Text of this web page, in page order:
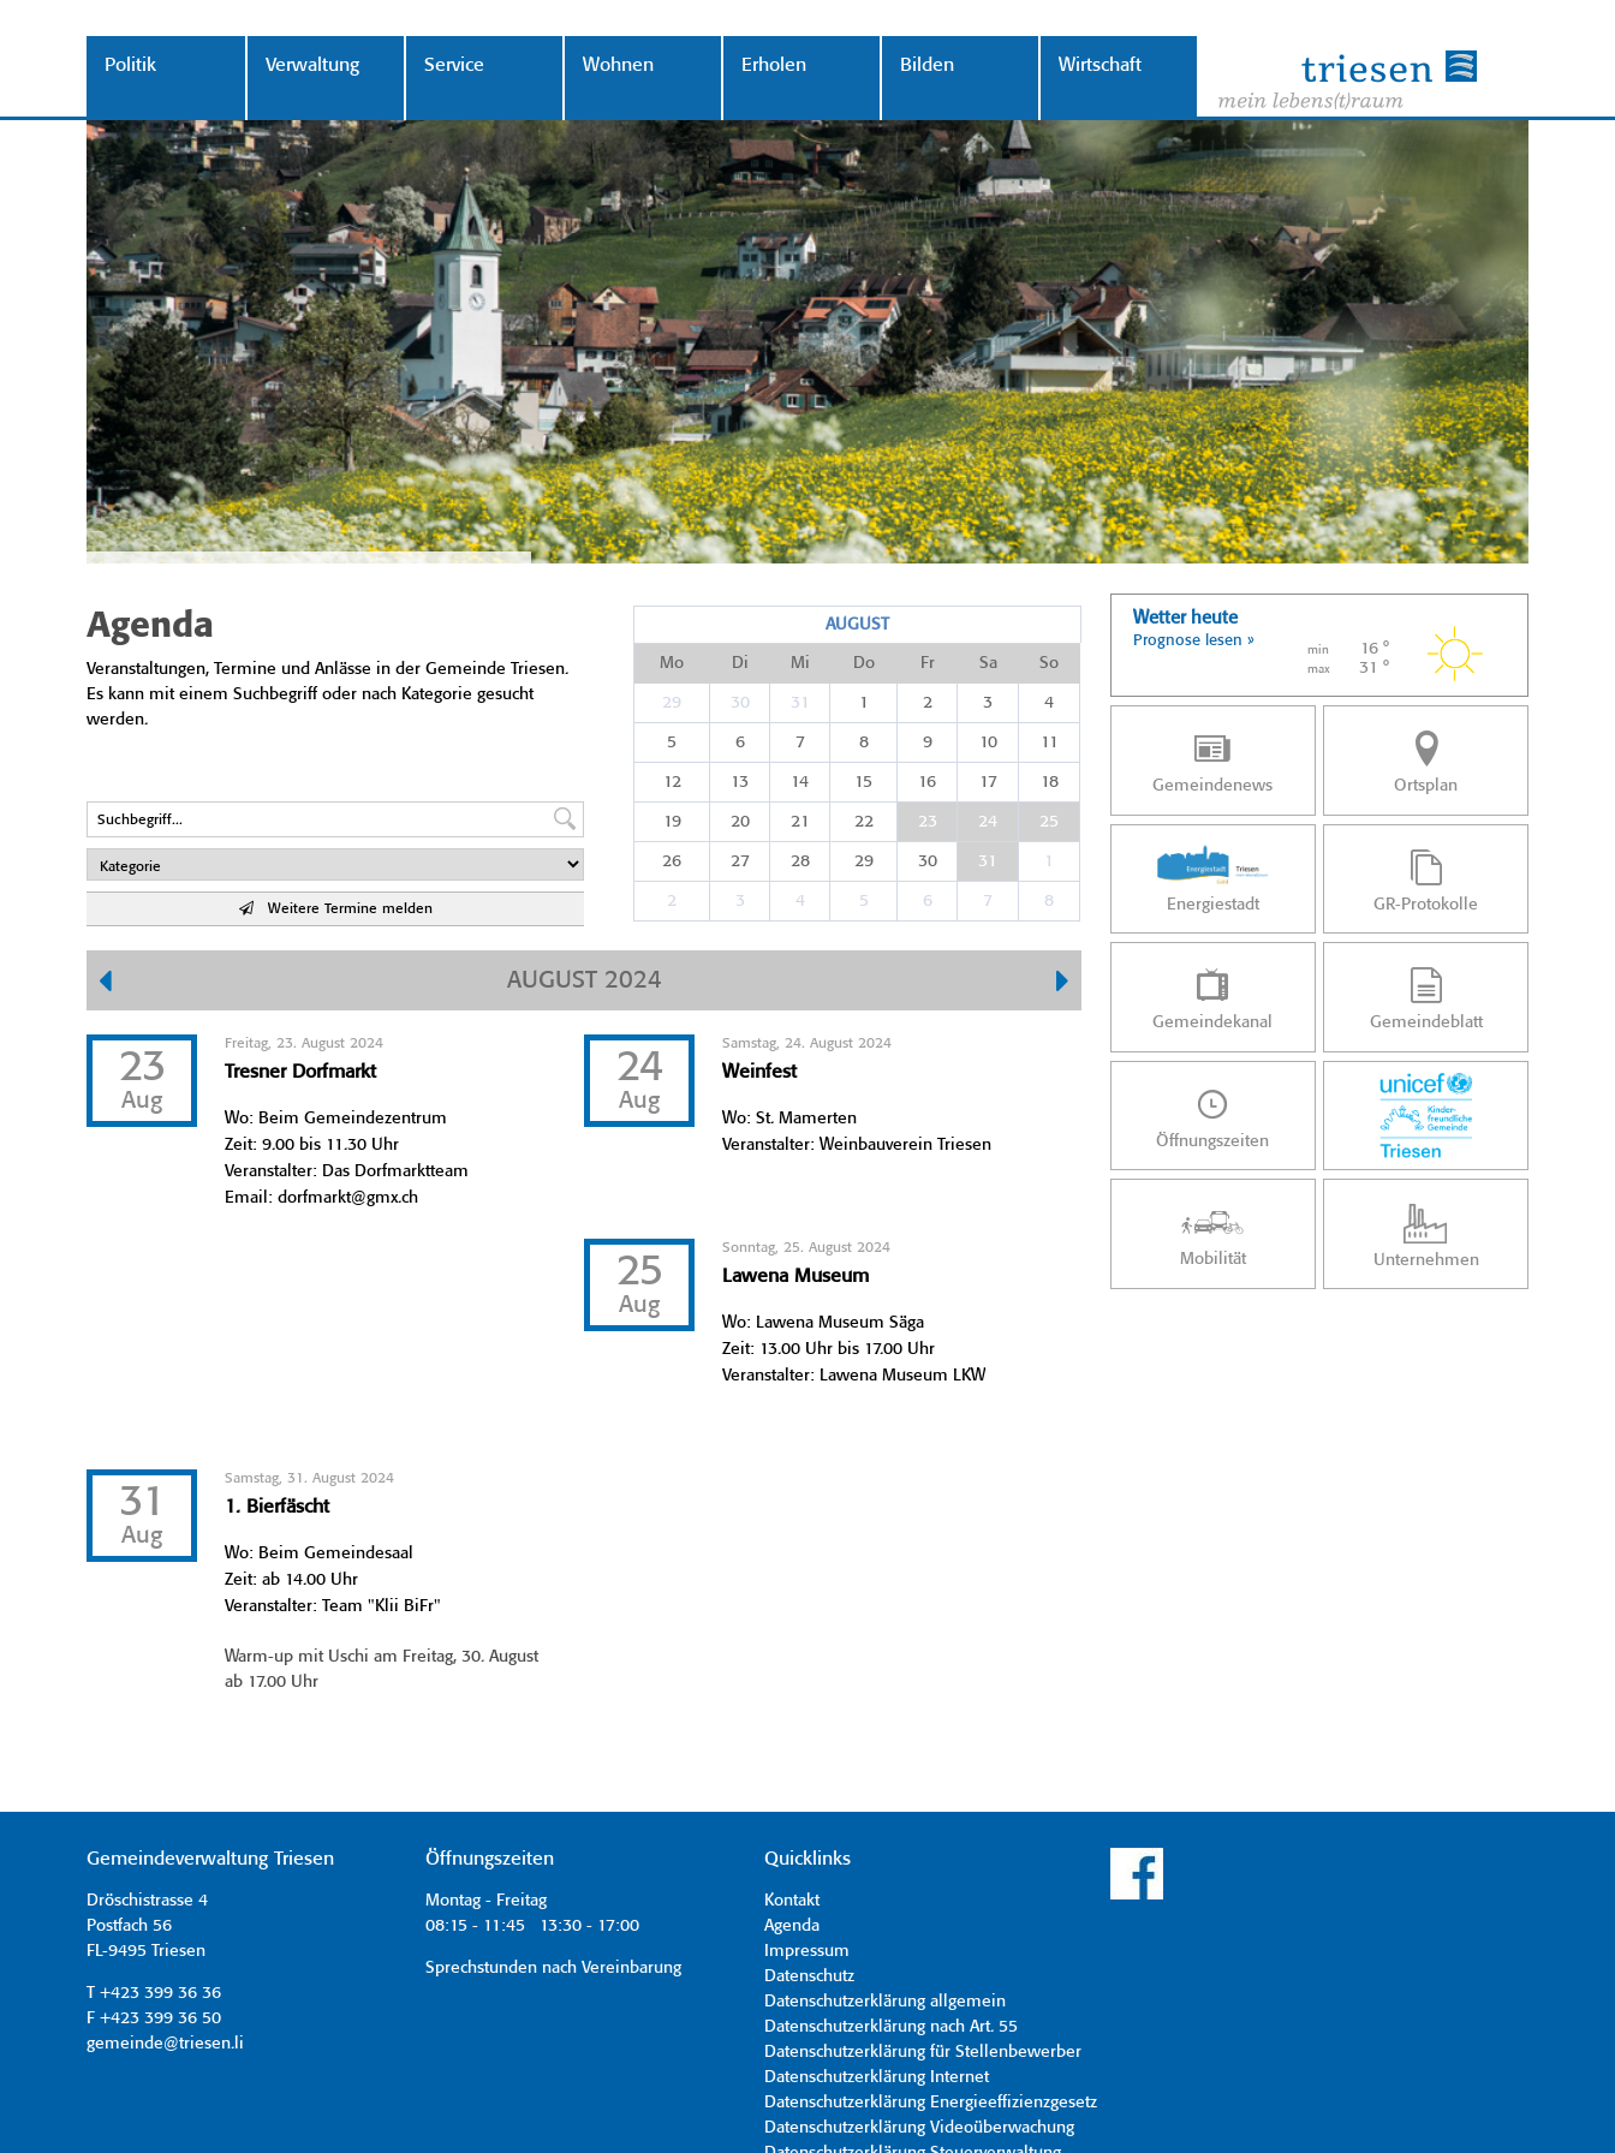
Politik Verwaltung Service Wohnen Erholen Bilden Wirtschaft
Agenda
Veranstaltungen, Termine und Anlässe in der Gemeinde Triesen.
Es kann mit einem Suchbegriff oder nach Kategorie gesucht
werden.
Weitere Termine melden
AUGUST
Mo Di Mi Do Fr Sa So
29 30 31 1 2 3 4
5 6 7 8 9 10 11
12 13 14 15 16 17 18
19 20 21 22 23 24 25
26 27 28 29 30 31 1
2 3 4 5 6 7 8
AUGUST 2024
23
Aug
Freitag, 23. August 2024
Tresner Dorfmarkt
Wo: Beim Gemeindezentrum
Zeit: 9.00 bis 11.30 Uhr
Veranstalter: Das Dorfmarktteam
Email: dorfmarkt@gmx.ch
24
Aug
Samstag, 24. August 2024
Weinfest
Wo: St. Mamerten
Veranstalter: Weinbauverein Triesen
25
Aug
Sonntag, 25. August 2024
Lawena Museum
Wo: Lawena Museum Säga
Zeit: 13.00 Uhr bis 17.00 Uhr
Veranstalter: Lawena Museum LKW
31
Aug
Samstag, 31. August 2024
1. Bierfäscht
Wo: Beim Gemeindesaal
Zeit: ab 14.00 Uhr
Veranstalter: Team "Klii BiFr"
Warm-up mit Uschi am Freitag, 30. August
ab 17.00 Uhr
Wetter heute
Prognose lesen »
min 16 °
max 31 °
Gemeindenews Ortsplan
Energiestadt GR-Protokolle
Gemeindekanal Gemeindeblatt
Öffnungszeiten
Mobilität Unternehmen
Gemeindeverwaltung Triesen
Dröschistrasse 4
Postfach 56
FL-9495 Triesen
T +423 399 36 36
F +423 399 36 50
gemeinde@triesen.li
Öffnungszeiten
Montag - Freitag
08:15 - 11:45 13:30 - 17:00
Sprechstunden nach Vereinbarung
Quicklinks
Kontakt
Agenda
Impressum
Datenschutz
Datenschutzerklärung allgemein
Datenschutzerklärung nach Art. 55
Datenschutzerklärung für Stellenbewerber
Datenschutzerklärung Internet
Datenschutzerklärung Energieeffizienzgesetz
Datenschutzerklärung Videoüberwachung